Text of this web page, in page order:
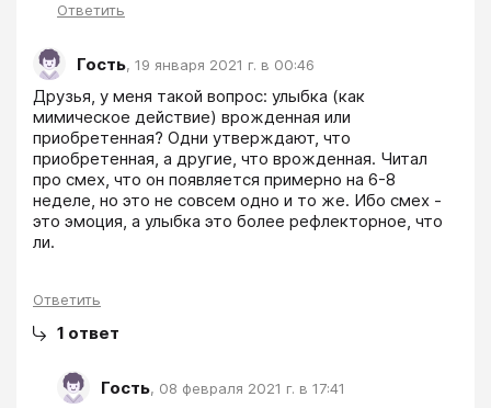
Ответить
Гость, 19 января 2021 г. в 00:46
Друзья, у меня такой вопрос: улыбка (как
мимическое действие) врожденная или
приобретенная? Одни утверждают, что
приобретенная, а другие, что врожденная. Читал
про смех, что он появляется примерно на 6-8
неделе, но это не совсем одно и то же. Ибо смех -
это эмоция, а улыбка это более рефлекторное, что
ли.
Ответить
1 ответ
Гость, 08 февраля 2021 г. в 17:41